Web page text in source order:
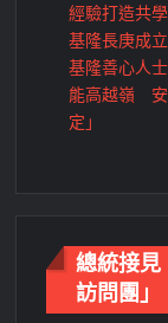
經驗打造共
基隆長庚成
基隆善心人
能高越嶺 安
定」
總統接
訪問團」